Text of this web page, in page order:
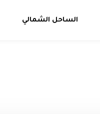
الساحل الشمالي